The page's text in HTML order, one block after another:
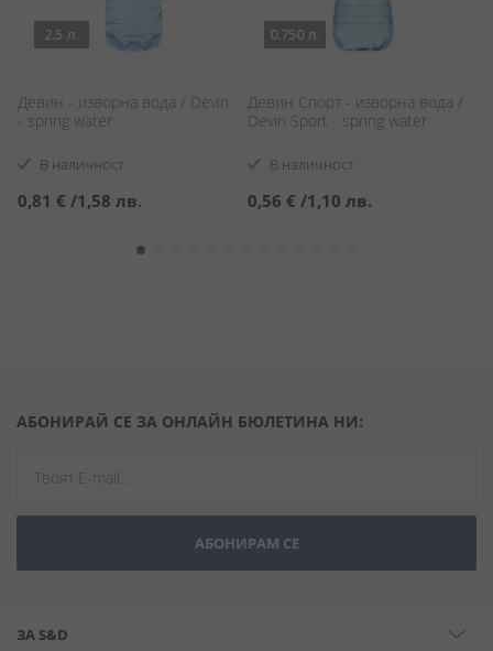
2.5 л.
Девин - изворна вода / Devin
- spring water
В наличност
0,81 € /1,58 лв.
0.750 л.
Девин Спорт - изворна вода /
Devin Sport - spring water
В наличност
0,56 € /1,10 лв.
АБОНИРАЙ СЕ ЗА ОНЛАЙН БЮЛЕТИНА НИ:
АБОНИРАМ СЕ
ЗА S&D